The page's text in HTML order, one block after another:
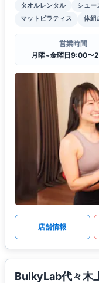
タオルレンタル シュー
マットピラティス
体組
営業時間
月曜~金曜日9:00〜
店舗情報
BulkyLab代々木